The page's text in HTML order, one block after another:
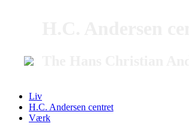
Liv
H.C. Andersen centret
Værk